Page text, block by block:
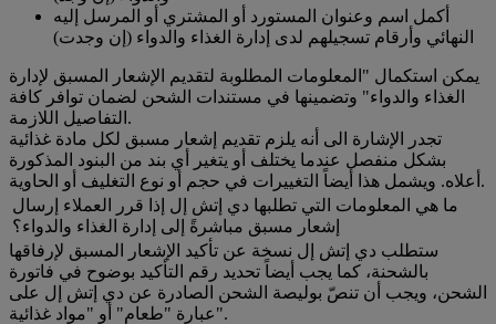
أكمل اسم وعنوان المستورد أو المشتري أو المرسل إليه
النهائي وأرقام تسجيلهم لدى إدارة الغذاء والدواء (إن وجدت)
يمكن استكمال "المعلومات المطلوبة لتقديم الإشعار المسبق لإدارة
الغذاء والدواء" وتضمينها في مستندات الشحن لضمان توافر كافة
التفاصيل اللازمة.
تجدر الإشارة الى أنه يلزم تقديم إشعار مسبق لكل مادة غذائية
بشكل منفصل عندما يختلف أو يتغير أي بند من البنود المذكورة
أعلاه. ويشمل هذا أيضاً التغييرات في حجم أو نوع التغليف أو الحاوية.
ما هي المعلومات التي تطلبها دي إتش إل إذا قرر العملاء إرسال
إشعار مسبق مباشرةً إلى إدارة الغذاء والدواء؟
ستطلب دي إتش إل نسخة عن تأكيد الإشعار المسبق لإرفاقها
بالشحنة، كما يجب أيضاً تحديد رقم التأكيد بوضوح في فاتورة
الشحن، ويجب أن تنصّ بوليصة الشحن الصادرة عن دي إتش إل على
عبارة "طعام" أو "مواد غذائية".